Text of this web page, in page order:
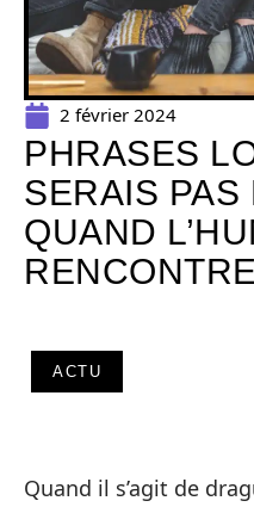
2 février 2024
PHRASES
SERAIS PAS
QUAND
ACTU
Quand il s’agit de